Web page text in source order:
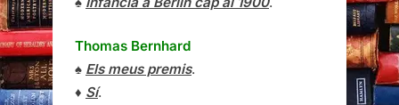
Thomas Bernhard
♠ Els meus premis.
♦ Sí.